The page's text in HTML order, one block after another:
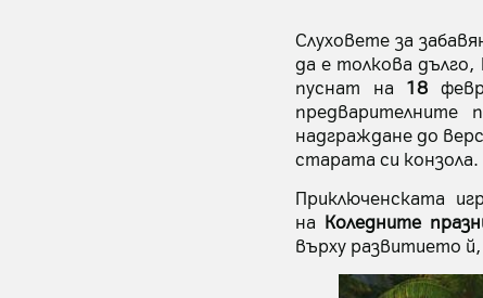
Слуховете за
да е толкова
пуснат на 18
предварителните
надграждане до
старата си конзола.
Приключенската
на Коледните
върху развитието